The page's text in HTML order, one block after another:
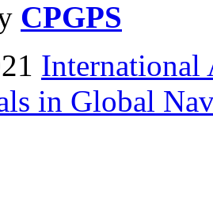
CPGPS
International
in Global